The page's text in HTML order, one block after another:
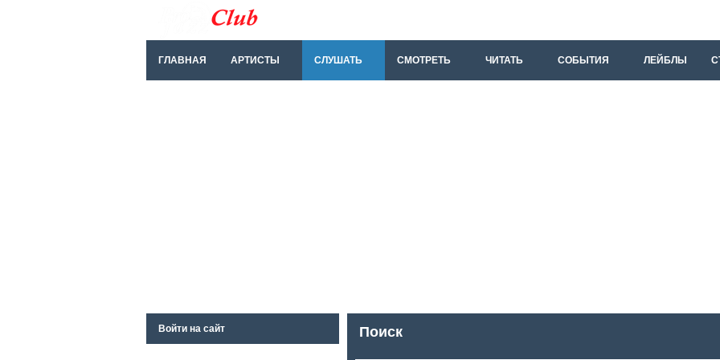
ГЛАВНАЯ АРТИСТЫ СЛУШАТЬ СМОТРЕТЬ ЧИТАТЬ СОБЫТИЯ ЛЕЙБЛЫ
Поиск
Войти на сайт